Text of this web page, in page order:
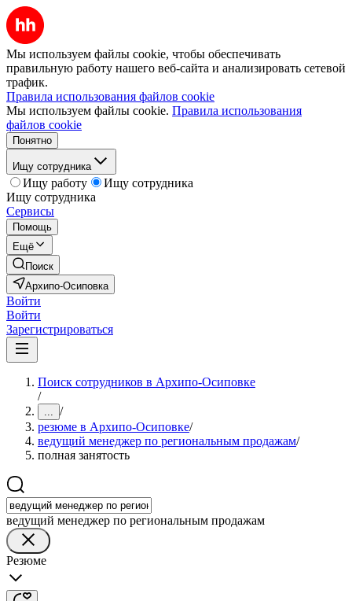
Мы используем файлы cookie, чтобы обеспечивать
правильную работу нашего веб-сайта и анализировать сетевой
трафик.
Правила использования файлов cookie
Мы используем файлы cookie. Правила использования
файлов cookie
Понятно
Ищу сотрудника
Ищу работу
Ищу сотрудника
Ищу сотрудника
Сервисы
Помощь
Ещё
Поиск
Архипо-Осиповка
Войти
Войти
Зарегистрироваться
Поиск сотрудников в Архипо-Осиповке
/
... /
резюме в Архипо-Осиповке/
ведущий менеджер по региональным продажам/
полная занятость
ведущий менеджер по региональным продажам
Резюме